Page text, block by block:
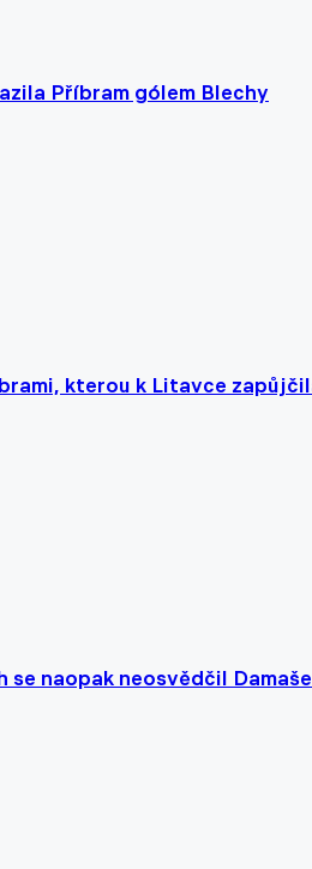
Příbram gólem Blechy
kterou k Litavce
naopak neosvědčil